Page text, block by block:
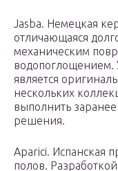
Jasba. Немецкая
отличающаяся
механическим
является
нескольких
выполнить
решения.
Aparici. Испанская
полов.